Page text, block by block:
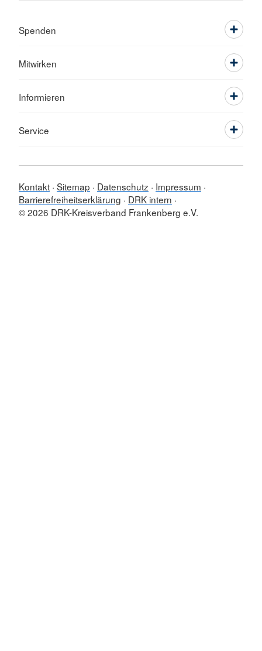
Spenden
Mitwirken
Informieren
Service
Kontakt Sitemap Datenschutz
Impressum
Barrierefreiheitserklärung
DRK intern
© 2026 DRK-Kreisverband Frankenberg e.V.